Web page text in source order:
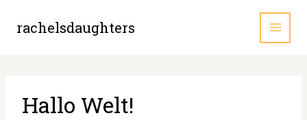
springen
rachelsdaughters
Hallo Welt!